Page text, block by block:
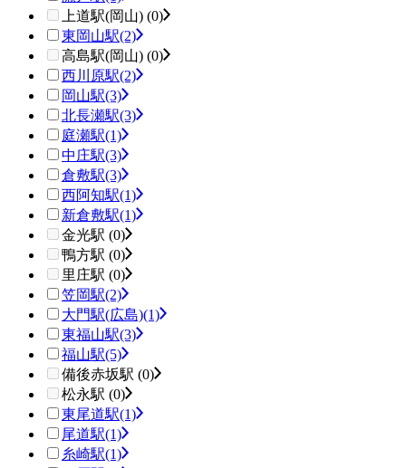
上道駅(岡山) (0)
東岡山駅(2)
高島駅(岡山) (0)
西川原駅(2)
岡山駅(3)
北長瀬駅(3)
庭瀬駅(1)
中庄駅(3)
倉敷駅(3)
西阿知駅(1)
新倉敷駅(1)
金光駅 (0)
鴨方駅 (0)
里庄駅 (0)
笠岡駅(2)
大門駅(広島)(1)
東福山駅(3)
福山駅(5)
備後赤坂駅 (0)
松永駅 (0)
東尾道駅(1)
尾道駅(1)
糸崎駅(1)